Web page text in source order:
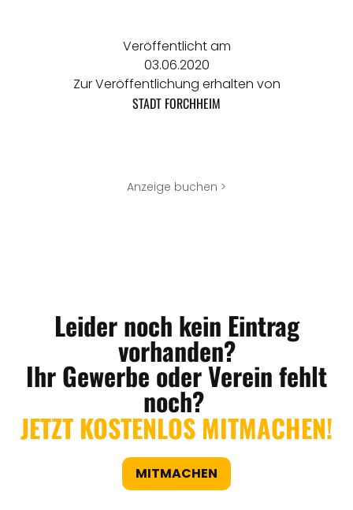
Veröffentlicht am
03.06.2020
Zur Veröffentlichung erhalten von
STADT FORCHHEIM
Anzeige buchen >
Leider noch kein Eintrag
vorhanden?
Ihr Gewerbe oder Verein fehlt
noch?
JETZT KOSTENLOS MITMACHEN!
MITMACHEN